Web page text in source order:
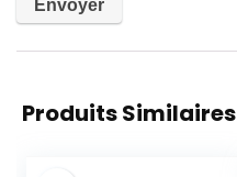
Produits Similaires